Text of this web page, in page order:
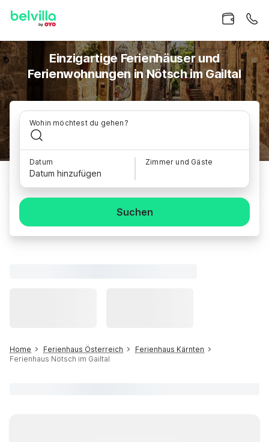
Einzigartige Ferienhäuser und
Ferienwohnungen in Nötsch im Gailtal
Wohin möchtest du gehen?
Datum
Datum hinzufügen
Zimmer und Gäste
Suchen
Home Ferienhaus Österreich
Ferienhaus Kärnten
Ferienhaus Nötsch im Gailtal